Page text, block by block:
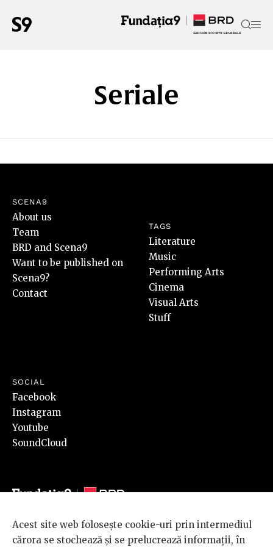
Seriale
SCENA9
About us
Team
BRD and Scena9
Want to be published on
Scena9?
Contact
TAGS
Literature
Music
Performing Arts
Cinema
Visual Arts
Stuff
SOCIAL
Facebook
Instagram
Youtube
SoundCloud
© 2026 BRD Groupe Société Générale, toate drepturile rezervate.
Acest site web folosește cookie-uri prin intermediul
cărora se stochează și se prelucrează informații, în